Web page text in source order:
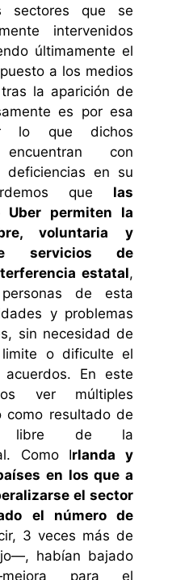
sectores que se
intervenidos
últimamente el
a los medios
la aparición de
es por esa
lo que dichos
con
deficiencias en su
que las
Uber permiten la
voluntaria y
servicios de
estatal,
de esta
y problemas
sin necesidad de
limite o dificulte el
En este
ver múltiples
como resultado de
libre de la
Como Irlanda y
en los que a
el sector
el número de
3 veces más de
habían bajado
para el